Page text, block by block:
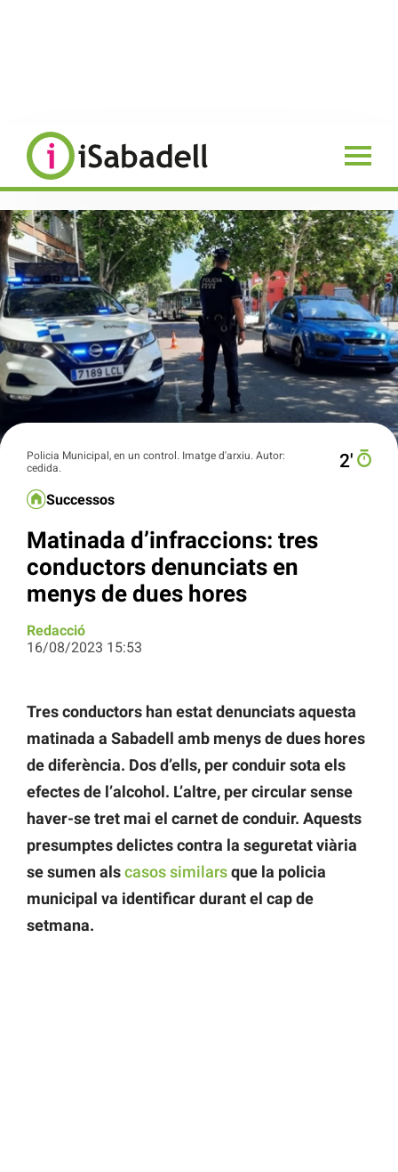
Policia Municipal, en un control. Imatge d'arxiu. Autor:
cedida.
2′
Successos
Matinada d’infraccions: tres
conductors denunciats en
menys de dues hores
Redacció
16/08/2023 15:53
Tres conductors han estat denunciats aquesta
matinada a Sabadell amb menys de dues hores
de diferència. Dos d’ells, per conduir sota els
efectes de l’alcohol. L’altre, per circular sense
haver-se tret mai el carnet de conduir. Aquests
presumptes delictes contra la seguretat viària
se sumen alscasos similarsque la policia
municipal va identificar durant el cap de
setmana.